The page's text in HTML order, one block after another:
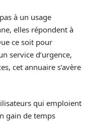
à un usage
elles répondent à
ce soit pour
service d’urgence,
cet annuaire s’avère
qui emploient
gain de temps